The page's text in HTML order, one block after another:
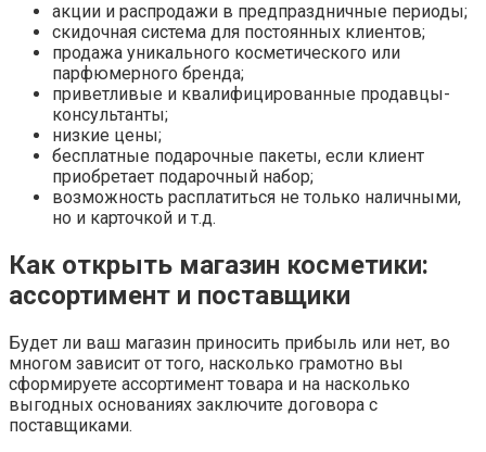
акции и распродажи в предпраздничные периоды;
скидочная система для постоянных клиентов;
продажа уникального косметического или
парфюмерного бренда;
приветливые и квалифицированные продавцы-
консультанты;
низкие цены;
бесплатные подарочные пакеты, если клиент
приобретает подарочный набор;
возможность расплатиться не только наличными,
но и карточкой и т.д.
Как открыть магазин косметики:
ассортимент и поставщики
Будет ли ваш магазин приносить прибыль или нет, во
многом зависит от того, насколько грамотно вы
сформируете ассортимент товара и на насколько
выгодных основаниях заключите договора с
поставщиками.